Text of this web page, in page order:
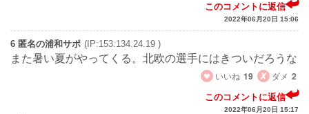
このコメントに返信
2022年06月20日 15:06
6 匿名の浦和サポ (IP:153.134.24.19 )
また暑い夏がやってくる。北欧の選手にはきついだろうな
いいね 19 ダメ 2
このコメントに返信
2022年06月20日 15:17